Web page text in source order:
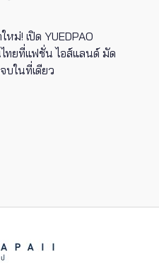
ม่! เปิด YUEDPAO
ทยที่แฟชั่น ไอส์แลนด์ มัด
บในที่เดียว